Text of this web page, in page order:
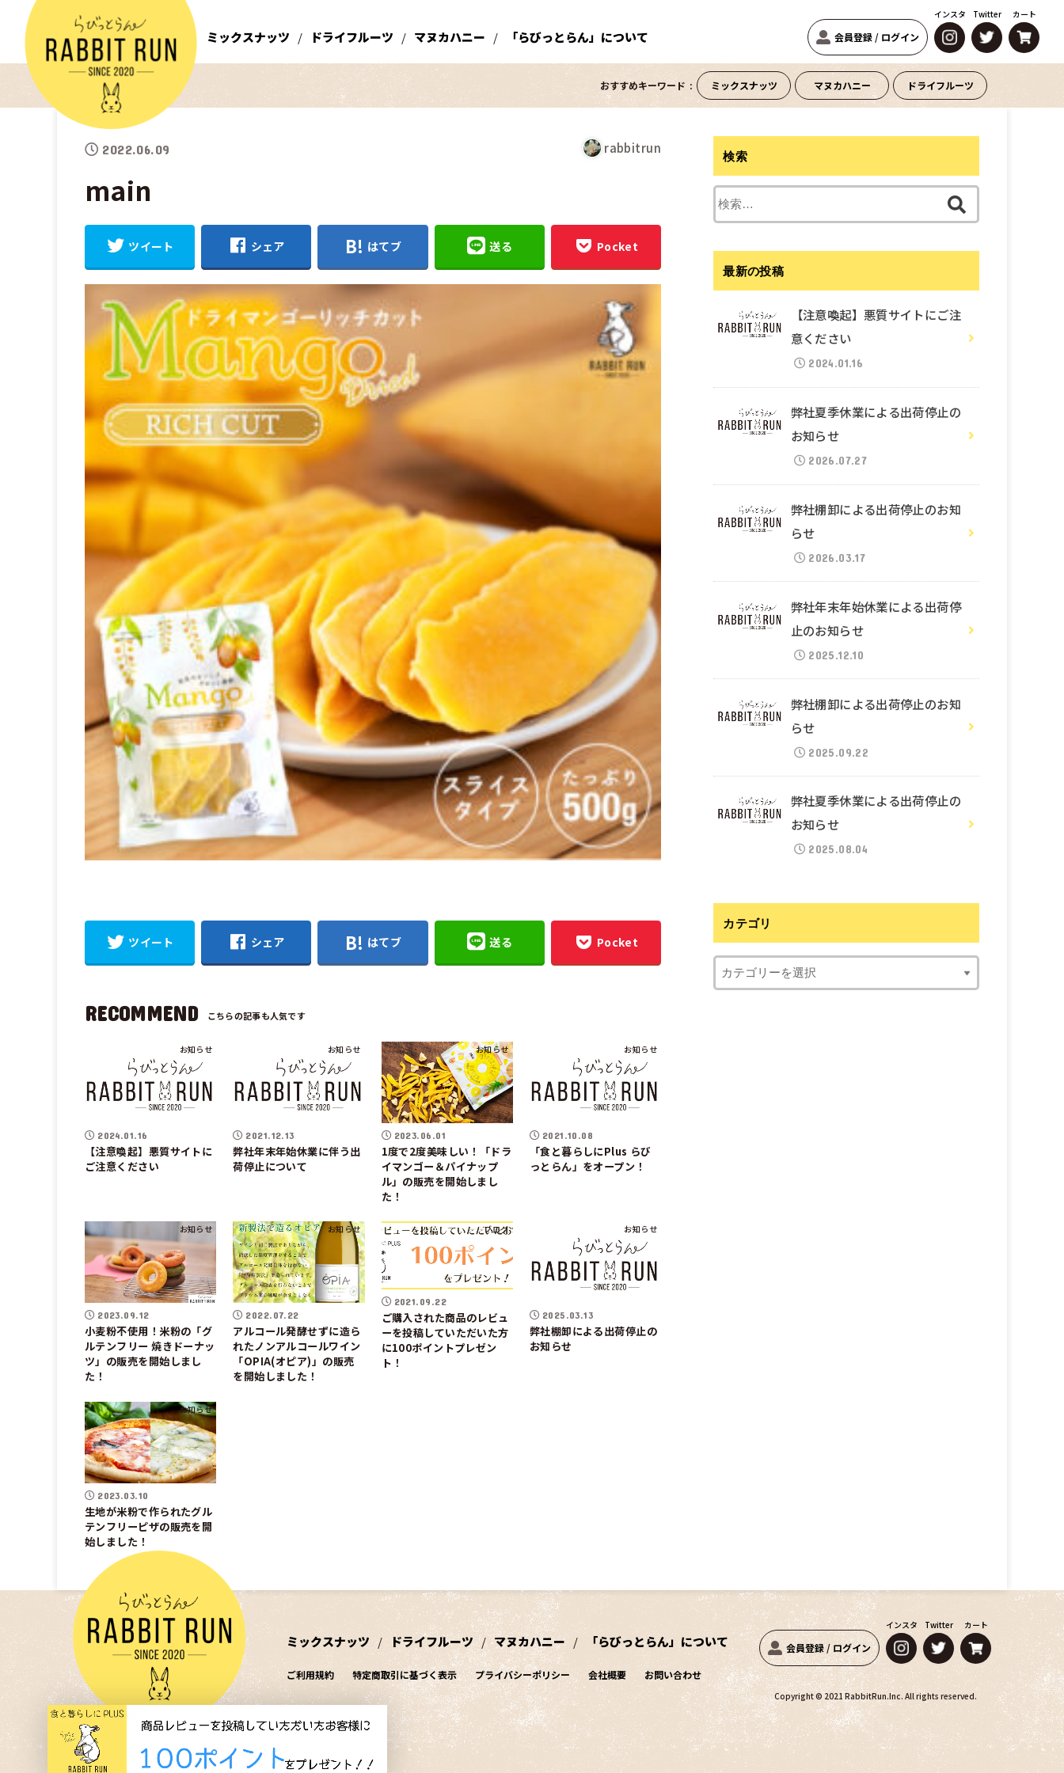
ミックスナッツ ドライフルーツ マヌカハニー 「らびっとらん」について 会員登録 / ログイン
インスタ Twitter カート
おすすめキーワード ミックスナッツ マヌカハニー ドライフルーツ
2022.06.09 rabbitrun
main
ツイート シェア はてブ 送る Pocket
ツイート シェア はてブ 送る Pocket
RECOMMEND
お知らせ
2024.01.16
【注意喚起】悪質サイトに
ご注意ください
お知らせ
2021.12.13
弊社年末年始休業に伴う出
荷停止について
お知らせ
2023.06.01
1度で2度美味しい！「ドラ
イマンゴー＆パイナップ
ル」の販売を開始しまし
た！
お知らせ
2021.10.08
「食と暮らしにPlus らび
っとらん」をオープン！
お知らせ
2023.09.12
小麦粉不使用！米粉の「グ
ルテンフリー 焼きドーナッ
ツ」の販売を開始しまし
た！
お知らせ
2022.07.22
アルコール発酵せずに造ら
れたノンアルコールワイン
「OPIA(オピア)」の販売
を開始しました！
ブログ
2021.09.22
ご購入された商品のレビュ
ーを投稿していただいた方
に100ポイントプレゼン
ト！
お知らせ
2025.03.13
弊社棚卸による出荷停止の
お知らせ
お知らせ
2023.03.10
生地が米粉で作られたグル
テンフリーピザの販売を開
始しました！
検索
索:
最新の投稿
【注意喚起】悪質サイトにご注
意ください
2024.01.16
弊社夏季休業による出荷停止の
お知らせ
2026.07.27
弊社棚卸による出荷停止のお知
らせ
2026.03.17
弊社年末年始休業による出荷停
止のお知らせ
2025.12.10
弊社棚卸による出荷停止のお知
らせ
2025.09.22
弊社夏季休業による出荷停止の
お知らせ
2025.08.04
カテゴリ
ミックスナッツ ドライフルーツ マヌカハニー 「らびっとらん」について
ご利用規約 特定商取引に基づく表示 プライバシーポリシー 会社概要 お問い合わせ
会員登録/ログイン
インスタ Twitter カート
Copyright © 2021 RabbitRun.Inc. All rights reserved.